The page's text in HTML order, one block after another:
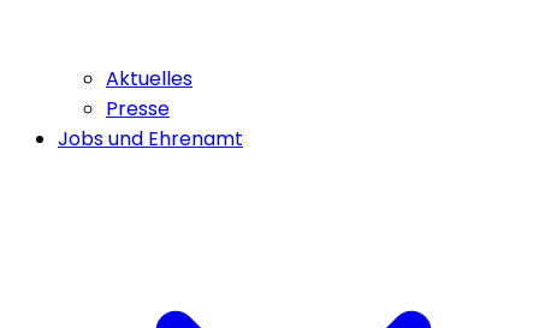
Aktuelles
Presse
Jobs und Ehrenamt